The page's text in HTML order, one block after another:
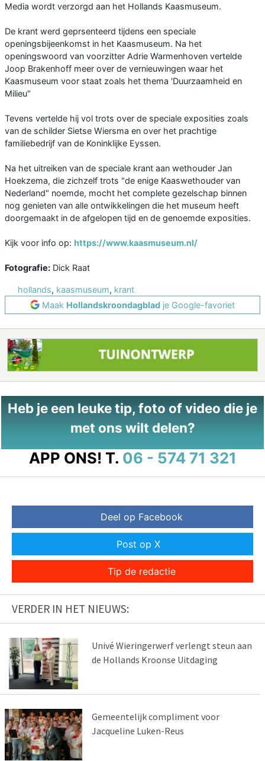
Media wordt verzorgd aan het Hollands Kaasmuseum.
De krant werd geprsenteerd tijdens een speciale
openingsbijeenkomst in het Kaasmuseum. Na het
openingswoord van voorzitter Adrie Warmenhoven vertelde
Joop Brakenhoff meer over de vernieuwingen waar het
Kaasmuseum voor staat zoals het thema 'Duurzaamheid en
Milieu"
Tevens vertelde hij vol trots over de speciale exposities zoals
van de schilder Sietse Wiersma en over het prachtige
familiebedrijf van de Koninklijke Eyssen.
Na het uitreiken van de speciale krant aan wethouder Jan
Hoekzema, die zichzelf trots "de enige Kaaswethouder van
Nederland" noemde, mocht het complete gezelschap binnen
nog genieten van alle ontwikkelingen die het museum heeft
doorgemaakt in de afgelopen tijd en de genoemde exposities.
Kijk voor info op: https://www.kaasmuseum.nl/
Fotografie: Dick Raat
hollands, kaasmuseum, krant
Maak Hollandskroondagblad je Google-favoriet
Heb je een leuke tip, foto of video die je
met ons wilt delen?
APP ONS! T. 06 - 574 71 321
Deel op Facebook
Post op X
Tip de redactie
VERDER IN HET NIEUWS:
Univé Wieringerwerf verlengt steun aan
de Hollands Kroonse Uitdaging
Gemeentelijk compliment voor
Jacqueline Luken-Reus